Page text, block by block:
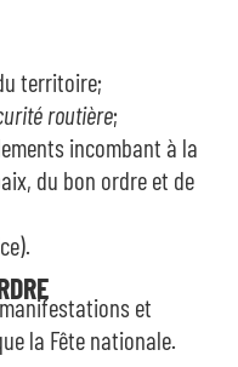
territoire;
routière;
incombant à la
du bon ordre et de
et
la Fête nationale.